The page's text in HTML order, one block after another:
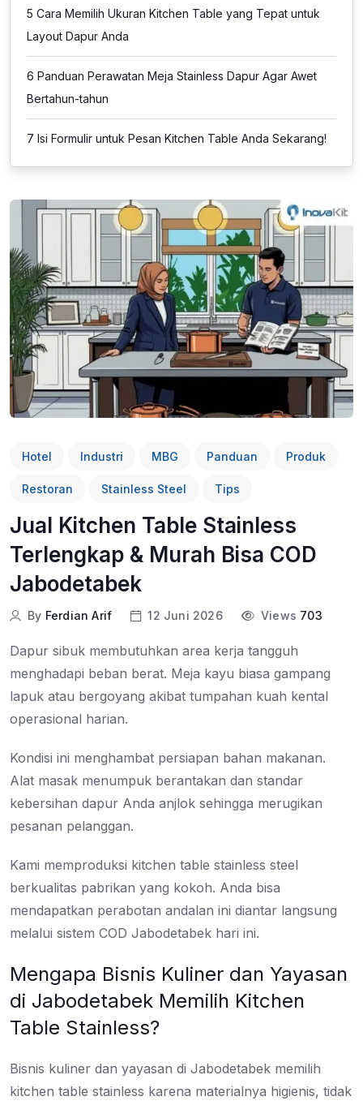
5 Cara Memilih Ukuran Kitchen Table yang Tepat untuk
Layout Dapur Anda
6 Panduan Perawatan Meja Stainless Dapur Agar Awet
Bertahun-tahun
7 Isi Formulir untuk Pesan Kitchen Table Anda Sekarang!
Hotel Industri MBG Panduan Produk
Restoran Stainless Steel Tips
Jual Kitchen Table Stainless
Terlengkap & Murah Bisa COD
Jabodetabek
By Ferdian Arif 12 Juni 2026 Views 703
Dapur sibuk membutuhkan area kerja tangguh
menghadapi beban berat. Meja kayu biasa gampang
lapuk atau bergoyang akibat tumpahan kuah kental
operasional harian.
Kondisi ini menghambat persiapan bahan makanan.
Alat masak menumpuk berantakan dan standar
kebersihan dapur Anda anjlok sehingga merugikan
pesanan pelanggan.
Kami memproduksi kitchen table stainless steel
berkualitas pabrikan yang kokoh. Anda bisa
mendapatkan perabotan andalan ini diantar langsung
melalui sistem COD Jabodetabek hari ini.
Mengapa Bisnis Kuliner dan Yayasan
di Jabodetabek Memilih Kitchen
Table Stainless?
Bisnis kuliner dan yayasan di Jabodetabek memilih
kitchen table stainless karena materialnya higienis, tidak